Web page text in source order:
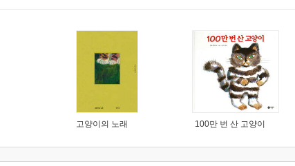
고양이의 노래 100만 번 산 고양이